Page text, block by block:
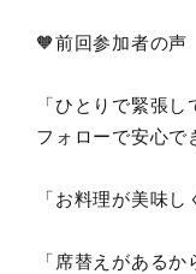
🧡前回参加者の声
「ひとりで緊張
フォローで安心で
「お料理が美味
「席替えがある